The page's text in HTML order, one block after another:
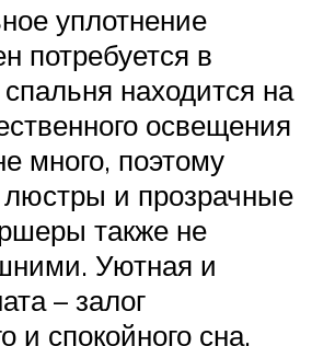
уплотнение
потребуется в
находится на
освещения
много, поэтому
люстры и прозрачные
также не
Уютная и
– залог
и спокойного сна.